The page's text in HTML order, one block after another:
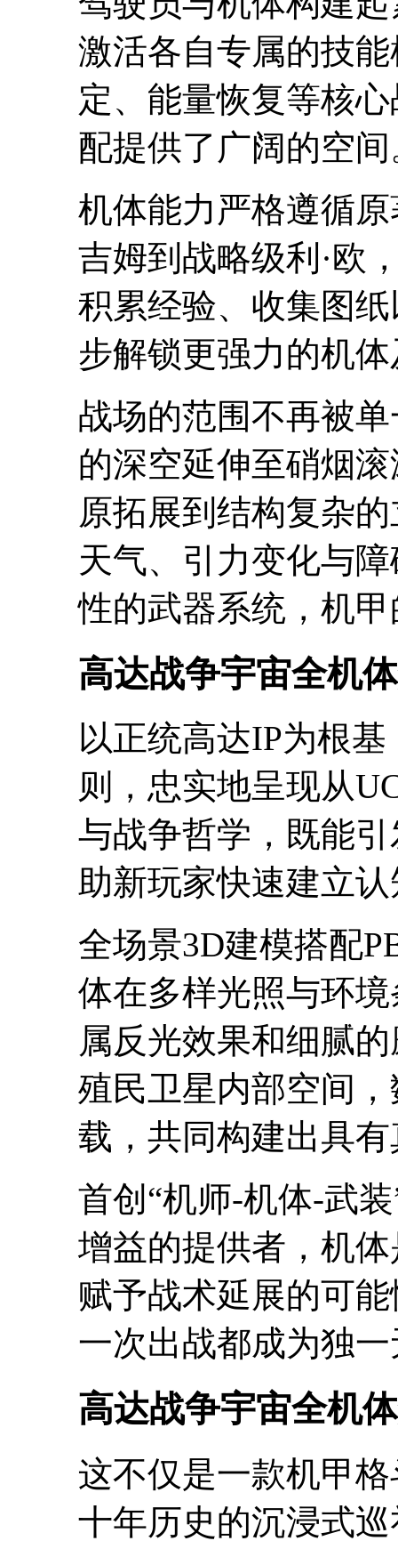
激活各自专属的技
定、能量恢复等核
配提供了广阔的空间
机体能力严格遵循
吉姆到战略级利·欧
积累经验、收集图
步解锁更强力的机
战场的范围不再被
的深空延伸至硝烟
原拓展到结构复杂
天气、引力变化与
性的武器系统，机
高达战争宇宙全机
以正统高达IP为根
则，忠实地呈现从
与战争哲学，既能
助新玩家快速建立
全场景3D建模搭配
体在多样光照与环
属反光效果和细腻
殖民卫星内部空间
载，共同构建出具
首创“机师-机体-武
增益的提供者，机
赋予战术延展的可
一次出战都成为独
高达战争宇宙全机
这不仅是一款机甲
十年历史的沉浸式